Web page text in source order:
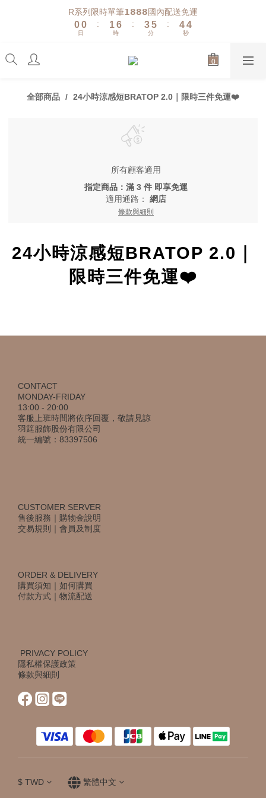
R系列限時單筆𝟭𝟴𝟴𝟴國內配送免運
1
0
1
0
日
:
2
1
0
7
6
5
0
時
:
4
3
2
6
5
4
分
:
5
4
3
5
4
3
秒
全部商品 24小時涼感短BRATOP 2.0｜限時三件免運❤️
所有顧客適用
指定商品：滿 3 件 即享免運
適用通路： 網店
條款與細則
24小時涼感短BRATOP 2.0｜
限時三件免運❤️
CONTACT
MONDAY-FRIDAY
13:00 - 20:00
客服上班時間將依序回覆，敬請見諒
羽筳服飾股份有限公司
統一編號：83397506
CUSTOMER SERVER
售後服務 ｜ 購物金說明
交易規則
｜ 會員及制度
ORDER & DELIVERY
購買須知 ｜ 如何購買
付款方式 ｜ 物流配送
PRIVACY POLICY
隱私權保護政策
條款與細則
$ TWD 繁體中文